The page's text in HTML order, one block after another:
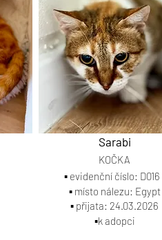
Sarabi
▪️ evidenční číslo: D016
▪️ místo nálezu: Egypt
▪️ přijata: 24.03.2026
▪️k adopci
KOČKA